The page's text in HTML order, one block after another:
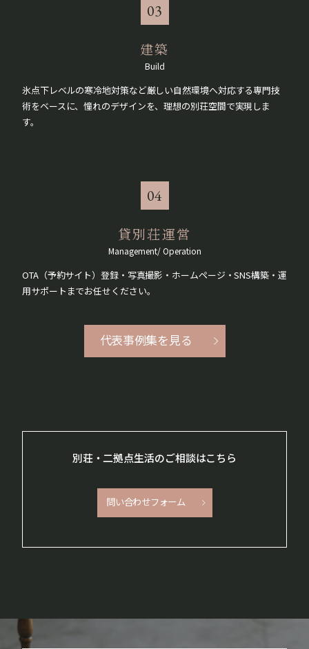
03
建築
Build
氷点下レベルの寒冷地対策など厳しい自然環境へ対応する専門技
術をベースに、憧れのデザインを、理想の別荘空間で実現しま
す。
04
貸別荘運営
Management/ Operation
OTA（予約サイト）登録・写真撮影・ホームページ・SNS構築・運
用サポートまでお任せください。
代表事例集を見る
別荘・二拠点生活のご相談はこちら
問い合わせフォーム